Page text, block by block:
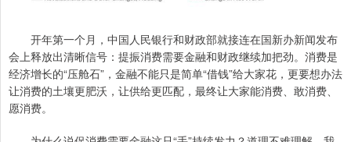
开年第一个月，中国人民银行和财政部就接连在国新办新闻发布
会上释放出清晰信号：提振消费需要金融和财政继续加把劲。消费是
经济增长的“压舱石”，金融不能只是简单“借钱”给大家花，更要想办法
让消费的土壤更肥沃，让供给更匹配，最终让大家能消费、敢消费、
愿消费。